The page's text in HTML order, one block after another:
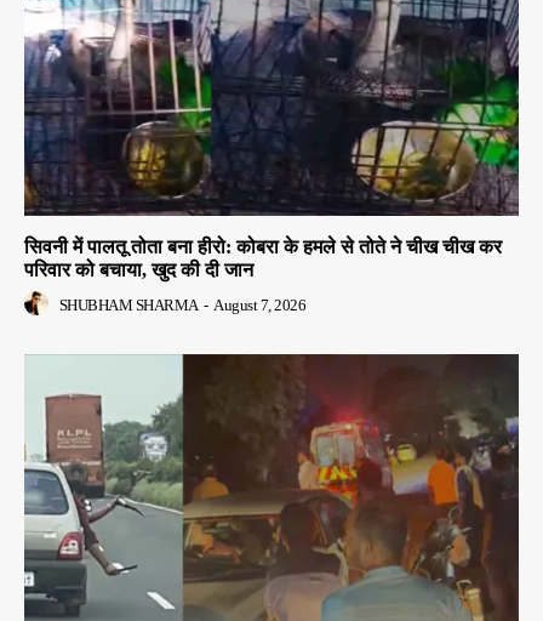
सिवनी में पालतू तोता बना हीरो: कोबरा के हमले से तोते ने चीख चीख कर
परिवार को बचाया, खुद की दी जान
SHUBHAM SHARMA - August 7, 2026